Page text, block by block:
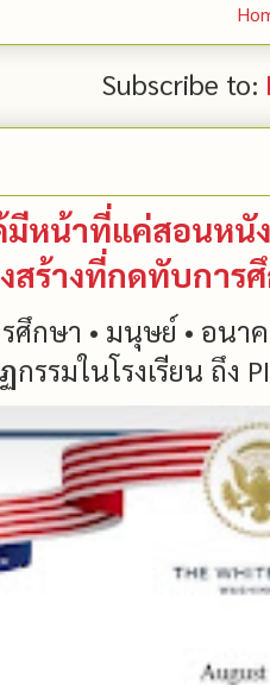
Subscribe to:
มีหน้าที่แค่สอนหนั
งสร้างที่กดทับการ
ศึกษา • มนุษย์ • อนา
รรมในโรงเรียน ถึง